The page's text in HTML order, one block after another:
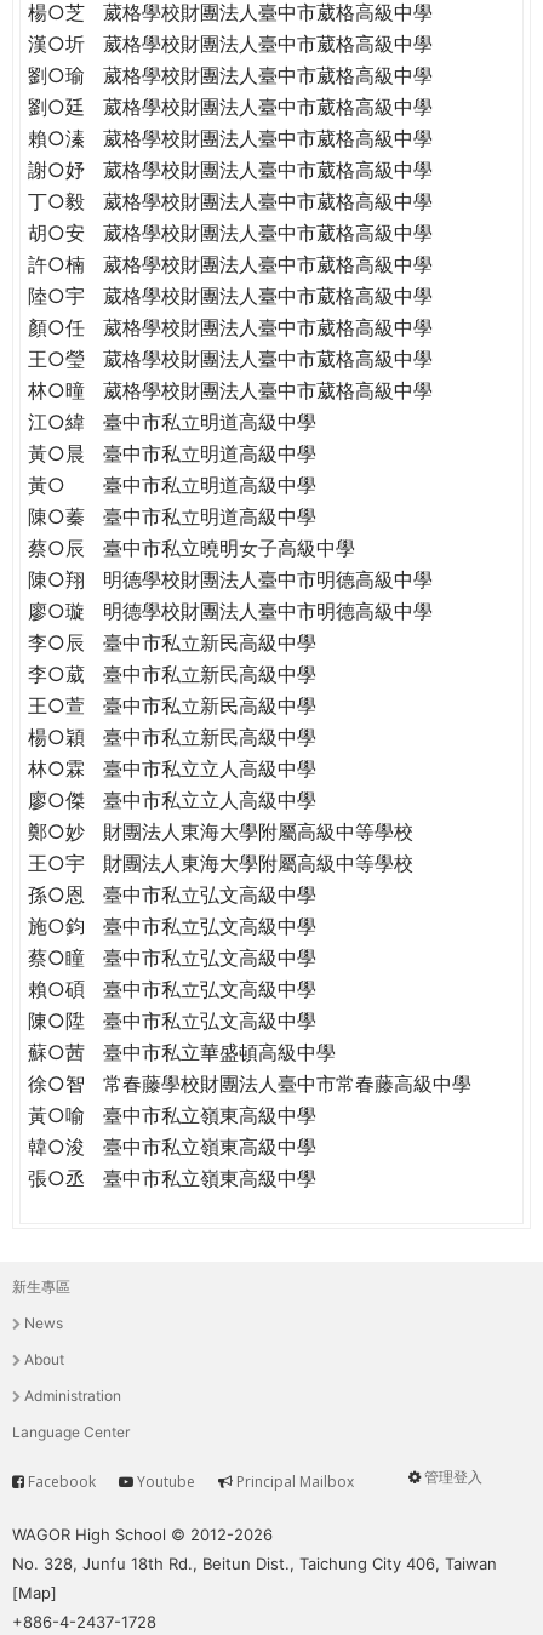
楊○芝
葳格學校財團法人臺中市葳格高級中學
漢○圻
葳格學校財團法人臺中市葳格高級中學
劉○瑜
葳格學校財團法人臺中市葳格高級中學
劉○廷
葳格學校財團法人臺中市葳格高級中學
賴○溱
葳格學校財團法人臺中市葳格高級中學
謝○妤
葳格學校財團法人臺中市葳格高級中學
丁○毅
葳格學校財團法人臺中市葳格高級中學
胡○安
葳格學校財團法人臺中市葳格高級中學
許○楠
葳格學校財團法人臺中市葳格高級中學
陸○宇
葳格學校財團法人臺中市葳格高級中學
顏○任
葳格學校財團法人臺中市葳格高級中學
王○瑩
葳格學校財團法人臺中市葳格高級中學
林○曈
葳格學校財團法人臺中市葳格高級中學
江○緯
臺中市私立明道高級中學
黃○晨
臺中市私立明道高級中學
黃○
臺中市私立明道高級中學
陳○蓁
臺中市私立明道高級中學
蔡○辰
臺中市私立曉明女子高級中學
陳○翔
明德學校財團法人臺中市明德高級中學
廖○璇
明德學校財團法人臺中市明德高級中學
李○辰
臺中市私立新民高級中學
李○葳
臺中市私立新民高級中學
王○萱
臺中市私立新民高級中學
楊○穎
臺中市私立新民高級中學
林○霖
臺中市私立立人高級中學
廖○傑
臺中市私立立人高級中學
鄭○妙
財團法人東海大學附屬高級中等學校
王○宇
財團法人東海大學附屬高級中等學校
孫○恩
臺中市私立弘文高級中學
施○鈞
臺中市私立弘文高級中學
蔡○瞳
臺中市私立弘文高級中學
賴○碩
臺中市私立弘文高級中學
陳○陞
臺中市私立弘文高級中學
蘇○茜
臺中市私立華盛頓高級中學
徐○智
常春藤學校財團法人臺中市常春藤高級中學
黃○喻
臺中市私立嶺東高級中學
韓○浚
臺中市私立嶺東高級中學
張○丞
臺中市私立嶺東高級中學
主
選
單
新生專區
News
About
Administration
Language Center
User
管理登入
Service
Facebook Youtube Principal Mailbox
WAGOR High School © 2012-2026
No. 328, Junfu 18th Rd., Beitun Dist., Taichung City 406, Taiwan
[Map]
+886-4-2437-1728